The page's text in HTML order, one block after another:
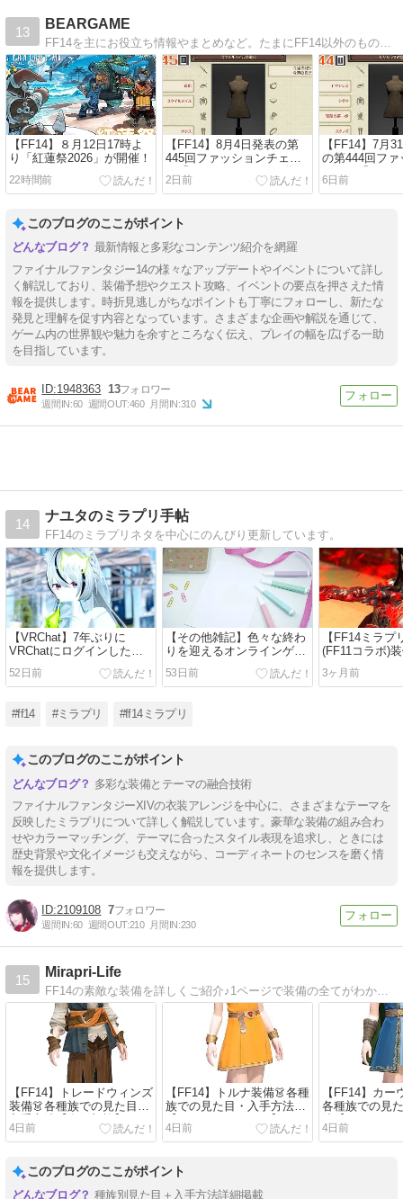
13
BEARGAME
FF14を主にお役立ち情報やまとめなど。たまにFF14以外のものも交じります。
【FF14】８月12日17時よ
り「紅蓮祭2026」が開催！
22時間前
【FF14】8月4日発表の第
445回ファッションチェッ
ク「スケイルメイルの道
化」装備予想
2日前
【FF14】7月
の第444回ファ
ェック「ヒヤ
者」80点・
6日前
このブログのここがポイント
最新情報と多彩なコンテンツ紹介を網羅
ファイナルファンタジー14の様々なアップデートやイベントについて詳し
く解説しており、装備予想やクエスト攻略、イベントの要点を押さえた情
報を提供します。時折見逃しがちなポイントも丁寧にフォローし、新たな
発見と理解を促す内容となっています。さまざまな企画や解説を通じて、
ゲーム内の世界観や魅力を余すところなく伝え、プレイの幅を広げる一助
を目指しています。
1948363 13
週間IN:60 週間OUT:460 月間IN:310
14
ナユタのミラプリ手帖
FF14のミラプリネタを中心にのんびり更新しています。
【VRChat】7年ぶりに
VRChatにログインした
Visitorの話
52日前
【その他雑記】色々な終わ
りを迎えるオンラインゲー
ムたち
53日前
【FF14ミラプ
(FF11コラボ)
コーデ
3ヶ月前
#ff14 #ミラプリ #ff14ミラプリ
このブログのここがポイント
多彩な装備とテーマの融合技術
ファイナルファンタジーXIVの衣装アレンジを中心に、さまざまなテーマを
反映したミラプリについて詳しく解説しています。豪華な装備の組み合わ
せやカラーマッチング、テーマに合ったスタイル表現を追求し、ときには
歴史背景や文化イメージも交えながら、コーディネートのセンスを磨く情
報を提供します。
2109108 7
週間IN:60 週間OUT:210 月間IN:230
15
Mirapri-Life
FF14の素敵な装備を詳しくご紹介♪1ページで装備の全てがわかる、を目指してます！入手方法はもちろん、各種族での染色例や部位ごとの画像もたくさん載せました。どの種族でも楽しいミラプリライフを！
【FF14】トレードウィンズ
装備👗各種族での見た目・
入手方法【友好部族】
4日前
【FF14】トルナ装備👗各種
族での見た目・入手方法
【クレセントアイル】
4日前
【FF14】カー
各種族での見
法【クレセン
4日前
このブログのここがポイント
種族別見た目＋入手方法詳細掲載